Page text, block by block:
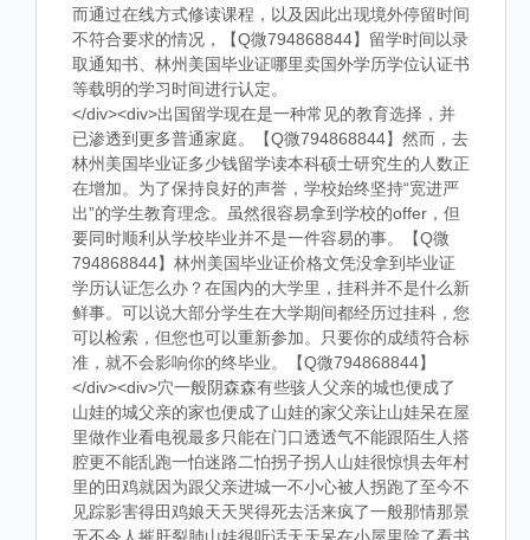
而通过在线方式修读课程，以及因此出现境外停留时间
不符合要求的情况，【Q微794868844】留学时间以录
取通知书、林州美国毕业证哪里卖国外学历学位认证书
等载明的学习时间进行认定。
</div><div>出国留学现在是一种常见的教育选择，并
已渗透到更多普通家庭。【Q微794868844】然而，去
林州美国毕业证多少钱留学读本科硕士研究生的人数正
在增加。为了保持良好的声誉，学校始终坚持“宽进严
出”的学生教育理念。虽然很容易拿到学校的offer，但
要同时顺利从学校毕业并不是一件容易的事。【Q微
794868844】林州美国毕业证价格文凭没拿到毕业证
学历认证怎么办？在国内的大学里，挂科并不是什么新
鲜事。可以说大部分学生在大学期间都经历过挂科，您
可以检索，但您也可以重新参加。只要你的成绩符合标
准，就不会影响你的终毕业。【Q微794868844】
</div><div>穴一般阴森森有些骇人父亲的城也便成了
山娃的城父亲的家也便成了山娃的家父亲让山娃呆在屋
里做作业看电视最多只能在门口透透气不能跟陌生人搭
腔更不能乱跑一怕迷路二怕拐子拐人山娃很惊惧去年村
里的田鸡就因为跟父亲进城一不小心被人拐跑了至今不
见踪影害得田鸡娘天天哭得死去活来疯了一般那情那景